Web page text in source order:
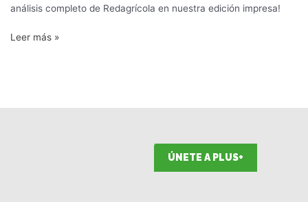
análisis completo de Redagrícola en nuestra edición impresa!
Leer más »
ÚNETE A PLUS+